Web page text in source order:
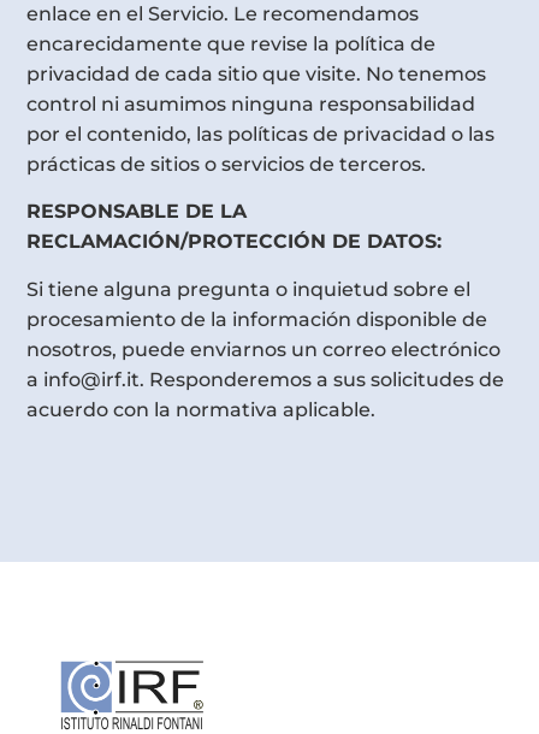
enlace en el Servicio. Le recomendamos
encarecidamente que revise la política de
privacidad de cada sitio que visite. No tenemos
control ni asumimos ninguna responsabilidad
por el contenido, las políticas de privacidad o las
prácticas de sitios o servicios de terceros.
RESPONSABLE DE LA
RECLAMACIÓN/PROTECCIÓN DE DATOS:
Si tiene alguna pregunta o inquietud sobre el
procesamiento de la información disponible de
nosotros, puede enviarnos un correo electrónico
a info@irf.it. Responderemos a sus solicitudes de
acuerdo con la normativa aplicable.